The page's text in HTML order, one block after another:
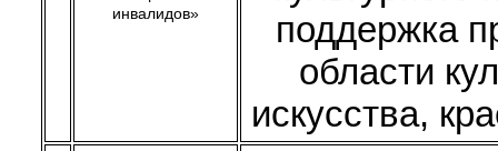
инвалидов»
поддержка
области
искусства,